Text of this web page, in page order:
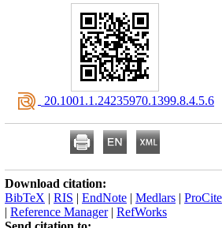
‎ 20.1001.1.24235970.1399.8.4.5.6
Download citation:
BibTeX | RIS | EndNote | Medlars | ProCite
| Reference Manager| RefWorks